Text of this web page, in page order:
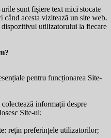
sunt fișiere text mici stocate
acesta vizitează un site web.
dispozitivul utilizatorului la fiecare
pentru funcționarea Site-
informații despre
Site-ul;
rețin preferințele utilizatorilor;